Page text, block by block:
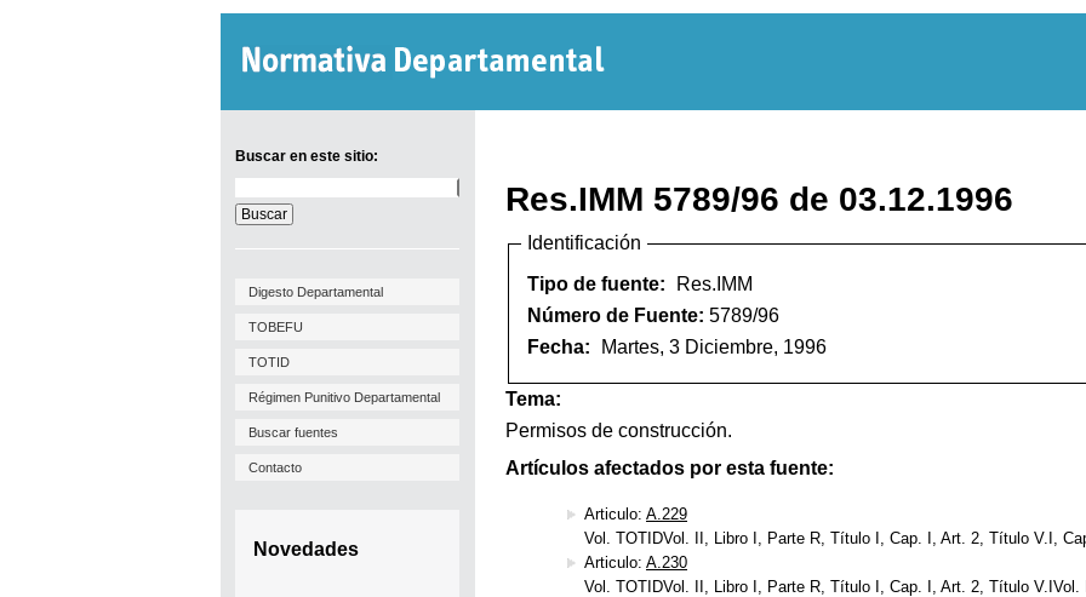
Buscar en este sitio:
en
este
sitio:
Digesto Departamental
TOBEFU
TOTID
Régimen Punitivo Departamental
Buscar fuentes
Contacto
Novedades
Res.IMM 5789/96 de 03.12.1996
Identificación
Tipo de fuente:
Res.IMM
Número de Fuente: 5789/96
Fecha:
Martes, 3 Diciembre, 1996
Tema:
Permisos de construcción.
Artículos afectados por esta fuente:
Articulo: A.229
Vol. TOTIDVol. II, Libro I, Parte R, Título I, Cap. I, Art. 2, Título V.I,
Articulo: A.230
Vol. TOTIDVol. II, Libro I, Parte R, Título I, Cap. I, Art. 2, Título